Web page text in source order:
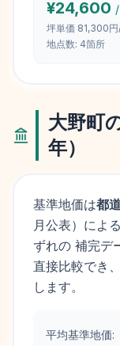
¥24,600
坪単価 81,300
地点数: 4箇所
大野町
年）
基準地価は都
月公表）によ
ずれの 補完デ
直接比較でき
します。
平均基準地価: